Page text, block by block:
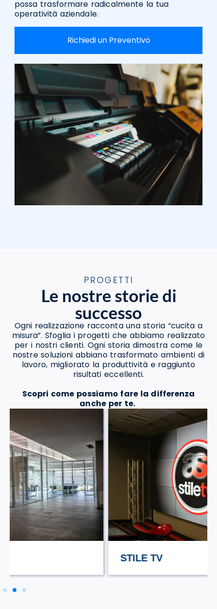
possa trasformare radicalmente la tua
operatività aziendale.
Richiedi un Preventivo
PROGETTI
Le nostre storie di
successo
Ogni realizzazione racconta una storia “cucita a
misura”. Sfoglia i progetti che abbiamo realizzato
per i nostri clienti. Ogni storia dimostra come le
nostre soluzioni abbiano trasformato ambienti di
lavoro, migliorato la produttività e raggiunto
risultati eccellenti.
Scopri come possiamo fare la differenza
anche per te.